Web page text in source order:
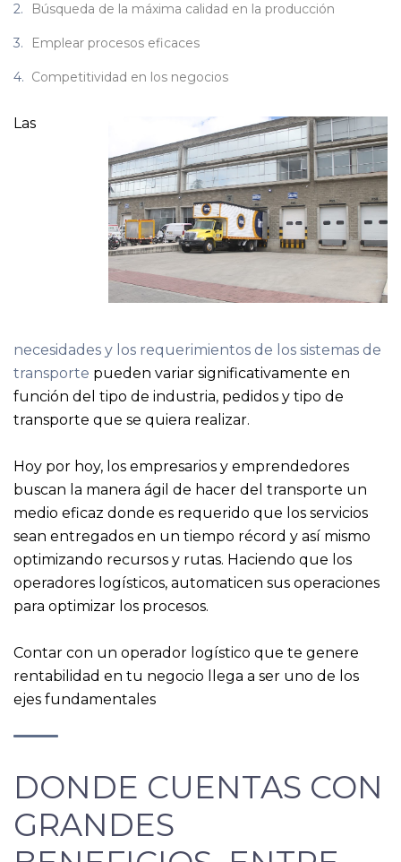
Búsqueda de la máxima calidad en la producción
Emplear procesos eficaces
Competitividad en los negocios
Las
necesidades y los requerimientos de los sistemas de
transporte pueden variar significativamente en
función del tipo de industria, pedidos y tipo de
transporte que se quiera realizar.
Hoy por hoy, los empresarios y emprendedores
buscan la manera ágil de hacer del transporte un
medio eficaz donde es requerido que los servicios
sean entregados en un tiempo récord y así mismo
optimizando recursos y rutas. Haciendo que los
operadores logísticos, automaticen sus operaciones
para optimizar los procesos.
Contar con un operador logístico que te genere
rentabilidad en tu negocio llega a ser uno de los
ejes fundamentales
DONDE CUENTAS CON
GRANDES